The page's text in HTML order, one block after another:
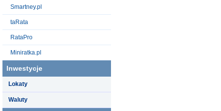
Smartney.pl
taRata
RataPro
Miniratka.pl
Inwestycje
Lokaty
Waluty